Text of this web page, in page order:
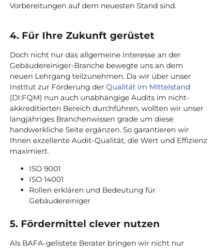
Vorbereitungen auf dem neuesten Stand sind.
4. Für Ihre Zukunft gerüstet
Doch nicht nur das allgemeine Interesse an der
Gebäudereiniger-Branche bewegte uns an dem
neuen Lehrgang teilzunehmen. Da wir über unser
Institut zur Förderung der Qualität im Mittelstand
(DI:FQM) nun auch unabhängige Audits im nicht-
akkreditierten Bereich durchführen, wollten wir unser
langjähriges Branchenwissen grade um diese
handwerkliche Seite ergänzen. So garantieren wir
Ihnen exzellente Audit-Qualität, die Wert und Effizienz
maximiert.
ISO 9001
ISO 14001
Rollen erklären und Bedeutung für
Gebäudereiniger
5. Fördermittel clever nutzen
Als BAFA-gelistete Berater bringen wir nicht nur